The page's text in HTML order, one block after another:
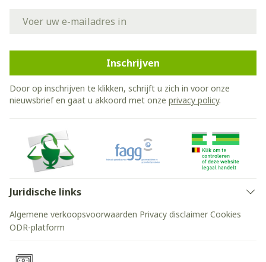
Inschrijven
Door op inschrijven te klikken, schrijft u zich in voor onze
nieuwsbrief en gaat u akkoord met onze privacy policy.
Juridische links
Algemene verkoopsvoorwaarden Privacy disclaimer Cookies
ODR-platform